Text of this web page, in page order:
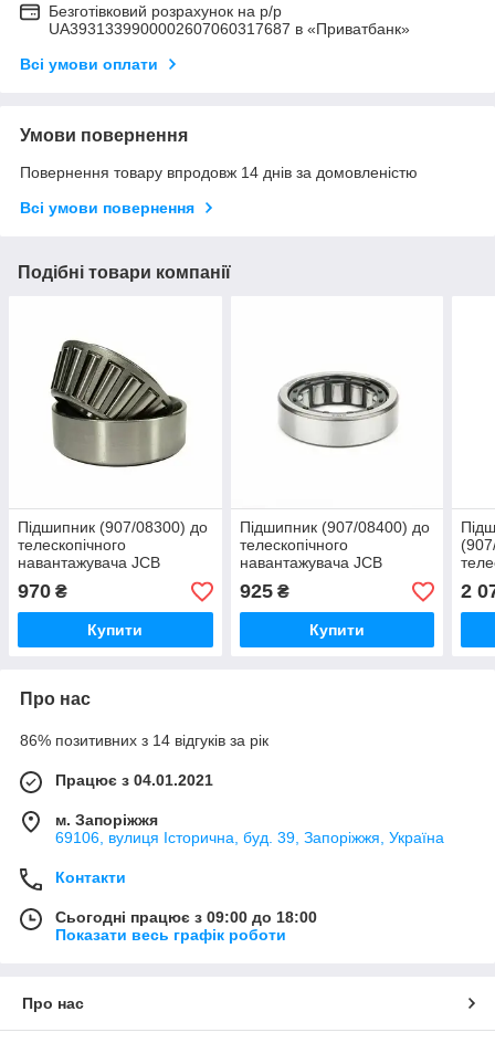
Безготівковий розрахунок на р/р
UA3931339900002607060317687 в «Приватбанк»
Всі умови оплати
Умови повернення
Повернення товару впродовж 14 днів за домовленістю
Всі умови повернення
Подібні товари компанії
Підшипник (907/08300) до
телескопічного
навантажувача JCB
970 ₴
Купити
Підшипник (907/08400) до
телескопічного
навантажувача JCB
925₴
Купити
2
Про нас
86% позитивних з 14 відгуків за рік
Працює з 04.01.2021
м. Запоріжжя
69106, вулиця Історична, буд. 39, Запоріжжя, Україна
Контакти
Сьогодні працює з 09:00 до 18:00
Показати весь графік роботи
Про нас